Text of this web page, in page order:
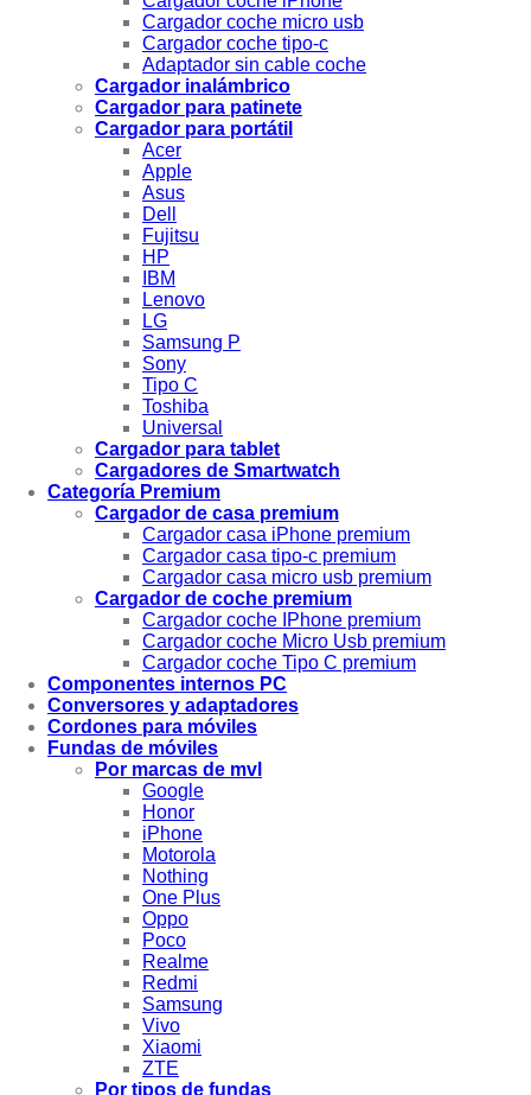
Cargador coche micro usb
Cargador coche tipo-c
Adaptador sin cable coche
Cargador inalámbrico
Cargador para patinete
Cargador para portátil
Acer
Apple
Asus
Dell
Fujitsu
HP
IBM
Lenovo
LG
Samsung P
Sony
Tipo C
Toshiba
Universal
Cargador para tablet
Cargadores de Smartwatch
Categoría Premium
Cargador de casa premium
Cargador casa iPhone premium
Cargador casa tipo-c premium
Cargador casa micro usb premium
Cargador de coche premium
Cargador coche IPhone premium
Cargador coche Micro Usb premium
Cargador coche Tipo C premium
Componentes internos PC
Conversores y adaptadores
Cordones para móviles
Fundas de móviles
Por marcas de mvl
Google
Honor
iPhone
Motorola
Nothing
One Plus
Oppo
Poco
Realme
Redmi
Samsung
Vivo
Xiaomi
ZTE
Por tipos de fundas